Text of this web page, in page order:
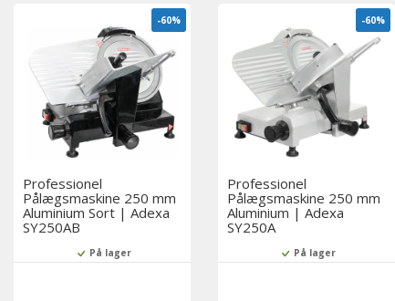
-60%
Professionel
Pålægsmaskine 250 mm
Aluminium Sort | Adexa
SY250AB
På lager
-60%
Professionel
Pålægsmaskine 250 mm
Aluminium | Adexa
SY250A
På lager